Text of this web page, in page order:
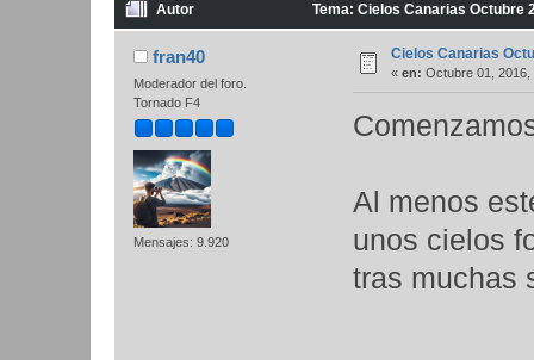
Autor Tema: Cielos Canarias Octubre
fran40
Moderador del foro.
Tornado F4
Mensajes: 9.920
Cielos Canarias
« en: Octubre 01, 2016,
Al menos
unos cielos
tras muchas